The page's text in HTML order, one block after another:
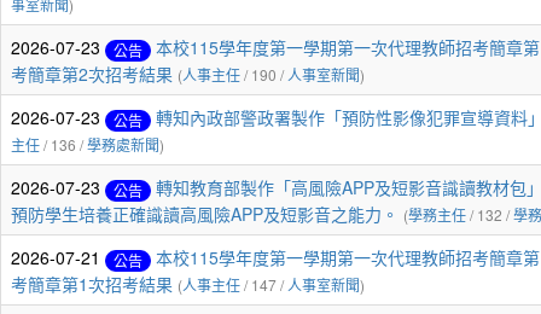
2026-07-23 公告
本校115學年度第一學期第一次代理教師招考簡章
考簡章第2次招考結果 (人事主任/ 190 /人事室新聞)
2026-07-23 公告 轉知內政部警政署製作「預防性影像犯罪宣導資料
主任/ 136 /學務處新聞)
2026-07-23 公告
轉知教育部製作「高風險APP及短影音識讀教材包
預防學生培養正確識讀高風險APP及短影音之能力。 (學務主任/ 132 /學
2026-07-21 公告
本校115學年度第一學期第一次代理教師招考簡章
考簡章第1次招考結果 (人事主任/ 147 /人事室新聞)